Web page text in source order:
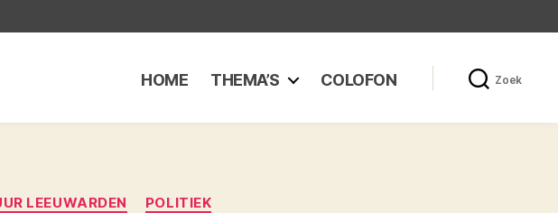
HOME THEMA’S COLOFON Zoek
LEEUWARDEN POLITIEK